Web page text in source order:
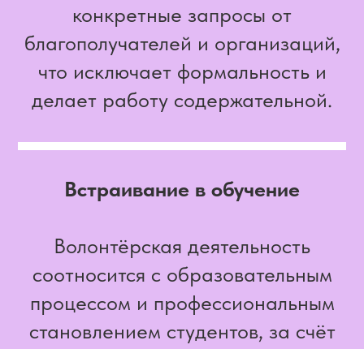
конкретные запросы от
благополучателей и организаций,
что исключает формальность и
делает работу содержательной.
Встраивание в обучение
Волонтёрская деятельность
соотносится с образовательным
процессом и профессиональным
становлением студентов, за счёт